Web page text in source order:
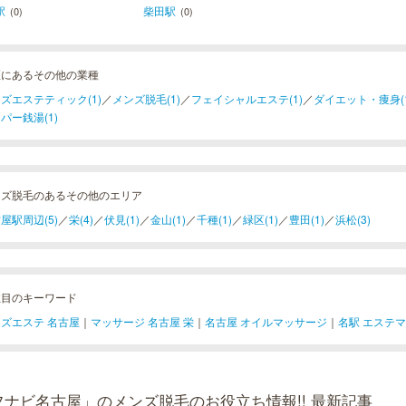
(0) 柴田駅 (0)
あるその他の業種
エステティック(1) ／ メンズ脱毛(1) ／フェイシャルエステ(1) ／ダイエット・痩身
ー銭湯(1)
脱毛のあるその他のエリア
駅周辺(5) ／栄(4) ／伏見(1) ／金山(1) ／千種(1) ／緑区(1) ／豊田(1) ／浜松(3)
のキーワード
エステ 名古屋 ｜ マッサージ 名古屋 栄 ｜ 名古屋 オイルマッサージ ｜ 名駅 エステ
ナビ名古屋」のメンズ脱毛のお役立ち情報!! 最新記事